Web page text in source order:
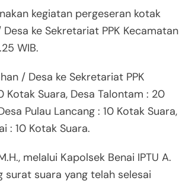
kegiatan pergeseran kotak
ke Sekretariat PPK Kecamatan
WIB.
/ Desa ke Sekretariat PPK
Kotak Suara, Desa Talontam : 20
Pulau Lancang : 10 Kotak Suara,
: 10 Kotak Suara.
melalui Kapolsek Benai IPTU A.
surat suara yang telah selesai